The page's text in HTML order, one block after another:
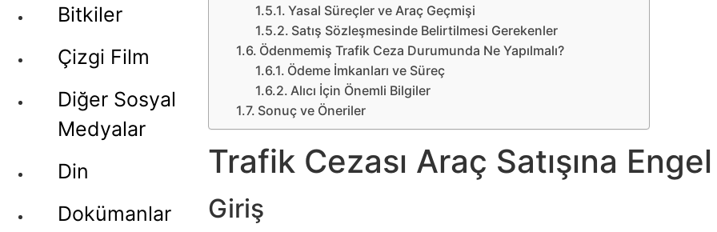
Bitkiler
Çizgi Film
Diğer Sosyal
Medyalar
Din
Dokümanlar
Yasal Süreçler ve Araç Geçmişi
Satış Sözleşmesinde Belirtilmesi Gerekenler
Ödenmemiş Trafik Ceza Durumunda Ne Yapılmalı?
Ödeme İmkanları ve Süreç
Alıcı İçin Önemli Bilgiler
Sonuç ve Öneriler
Trafik Cezası Araç Satışına
Giriş